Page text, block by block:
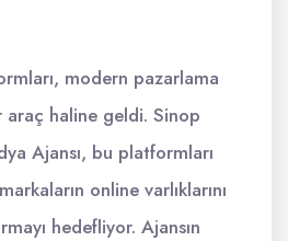
modern pazarlama
haline geldi. Sinop
Ajansı, bu platformları
online varlıklarını
hedefliyor. Ajansın